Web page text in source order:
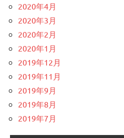
2020年4月
2020年3月
2020年2月
2020年1月
2019年12月
2019年11月
2019年9月
2019年8月
2019年7月